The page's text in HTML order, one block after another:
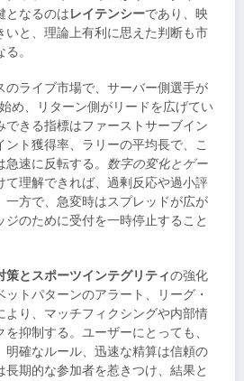
となるのはレイテンシーであり、映
いと、理論上有利に思えた判断も市
。
のライブ市場で、サーバー側選手が
め、リターン側がリードを広げてい
できる指標はファーストサーブイン
ト獲得率、ラリーの平均長で、こ
速に反転する。 数字の変化とゲー
て理解できれば、過剰反応や過小評
一方で、急変時はスプレッドが広が
ジのために受付を一時停止すること
策とスポーツインテグリティの強化
トパターンのアラート、リーグ・
より、マッチフィクシングや内部情
抑制する。ユーザーにとっても、
明確なルール、迅速な精算は信頼の
期的な参加者を惹きつけ、結果と